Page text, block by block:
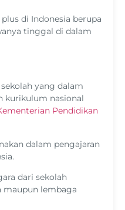
di Indonesia berupa
tinggal di dalam
yang dalam
kurikulum nasional
Pendidikan
dalam pengajaran
dari sekolah
maupun lembaga